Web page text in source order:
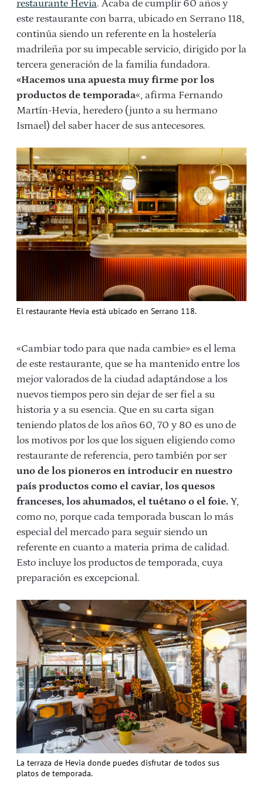
restaurante Hevia. Acaba de cumplir 60 años y
este restaurante con barra, ubicado en Serrano 118,
continúa siendo un referente en la hostelería
madrileña por su impecable servicio, dirigido por la
tercera generación de la familia fundadora.
«Hacemos una apuesta muy firme por los
productos de temporada«, afirma Fernando
Martín-Hevia, heredero (junto a su hermano
Ismael) del saber hacer de sus antecesores.
El restaurante Hevia está ubicado en Serrano 118.
«Cambiar todo para que nada cambie» es el lema
de este restaurante, que se ha mantenido entre los
mejor valorados de la ciudad adaptándose a los
nuevos tiempos pero sin dejar de ser fiel a su
historia y a su esencia. Que en su carta sigan
teniendo platos de los años 60, 70 y 80 es uno de
los motivos por los que los siguen eligiendo como
restaurante de referencia, pero también por ser
uno de los pioneros en introducir en nuestro
país productos como el caviar, los quesos
franceses, los ahumados, el tuétano o el foie. Y,
como no, porque cada temporada buscan lo más
especial del mercado para seguir siendo un
referente en cuanto a materia prima de calidad.
Esto incluye los productos de temporada, cuya
preparación es excepcional.
La terraza de Hevia donde puedes disfrutar de todos sus
platos de temporada.